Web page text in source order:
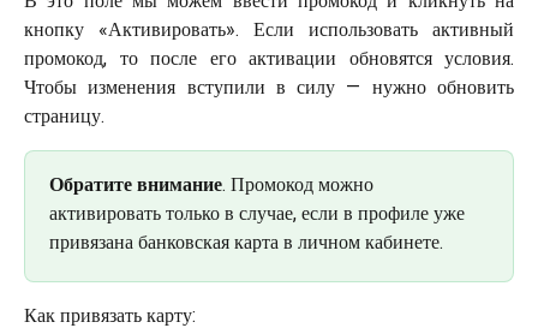
кнопку «Активировать». Если использовать активный
промокод, то после его активации обновятся условия.
Чтобы изменения вступили в силу — нужно обновить
страницу.
Обратите внимание. Промокод можно
активировать только в случае, если в профиле уже
привязана банковская карта в личном кабинете.
Как привязать карту: